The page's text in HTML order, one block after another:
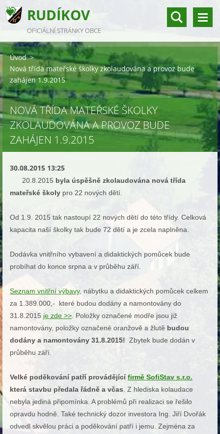
RUDÍKOV
OFICIÁLNÍ STRÁNKY OBCE
Úvod >
Nová třída mateřské školky zkolaudována a provoz bude
zahájen 1.9.2015
NOVÁ TŘÍDA MATEŘSKÉ ŠKOLKY
ZKOLAUDOVÁNA A PROVOZ BUDE
ZAHÁJEN 1.9.2015
30.08.2015 13:25
20.8.2015 byla úspěšně zkolaudována nová třída
mateřské školy pro 22 nových dětí.
Od 1.9. 2015 tak nastoupí 22 nových dětí do této třídy. Celková
kapacita naší školky tak bude 72 dětí a je zcela naplněna.
Dodávka vnitřního vybavení a didaktických pomůcek bude
probíhat do konce srpna a v průběhu září.
Seznam vnitřní výbavy, nábytku a didaktických pomůcek celkem
za 1.389.000,- které budou dodány a namontovány do
31.8.2015 je zde >> . Položky označené modře jsou již
namontovány, položky označené oranžově a žlutě budou
dodány a namontovány 31.8.2015! Zbytek bude dodán v
průběhu září.
Velké poděkování patří provádějícífirmě SofiStav s.r.o.
která stavbu předala řádně a včas . Z hlediska kolaudace
nebyla jediná připomínka. A problémů při realizaci se řešilo
opravdu hodně. Také technický dozor investora Ing. Jiří Dvořák
odvedl skvělou práci a poděkování patří i jemu. Zejména za